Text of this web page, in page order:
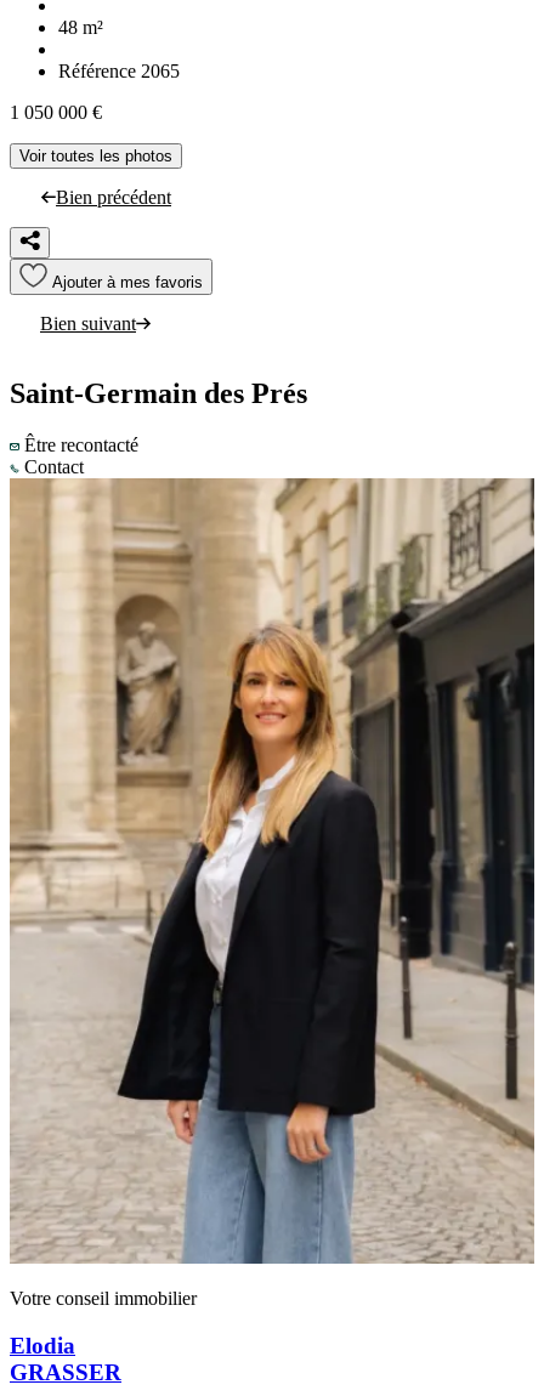
48 m²
Référence 2065
1 050 000 €
Voir toutes les photos
Bien précédent
Ajouter à mes favoris
Bien suivant
Saint-Germain des Prés
Être recontacté
Contact
Votre conseil immobilier
Elodia
GRASSER